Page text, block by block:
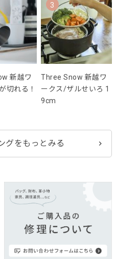
新越ワ
切れる！
3
Three Snow 新越ワ
ークス/ザルせいろ 1
9cm
グをもっとみる